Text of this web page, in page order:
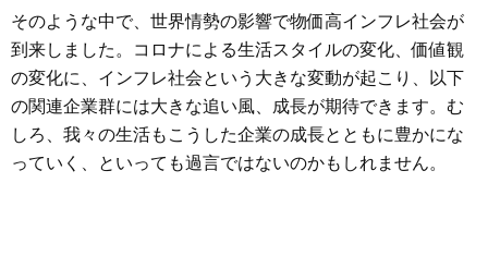
そのような中で、世界情勢の影響で物価高インフレ社会が
到来しました。コロナによる生活スタイルの変化、価値観
の変化に、インフレ社会という大きな変動が起こり、以下
の関連企業群には大きな追い風、成長が期待できます。む
しろ、我々の生活もこうした企業の成長とともに豊かにな
っていく、といっても過言ではないのかもしれません。